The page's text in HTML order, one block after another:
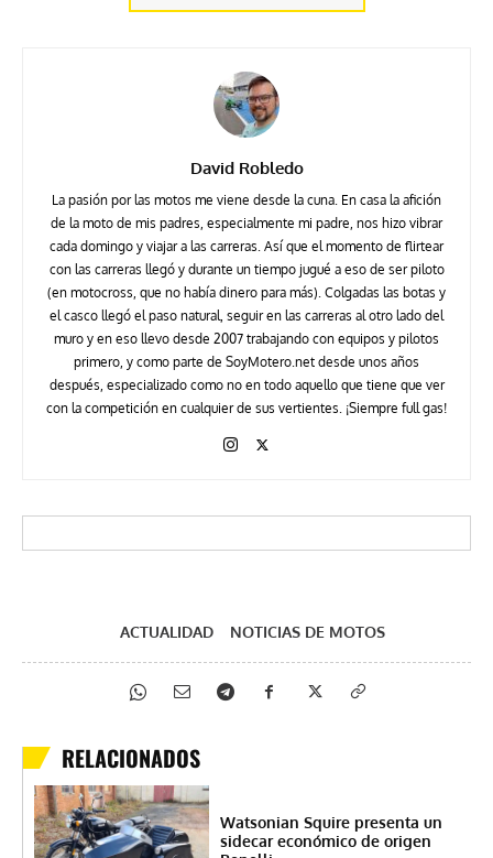
David Robledo
La pasión por las motos me viene desde la cuna. En casa la afición
de la moto de mis padres, especialmente mi padre, nos hizo vibrar
cada domingo y viajar a las carreras. Así que el momento de flirtear
con las carreras llegó y durante un tiempo jugué a eso de ser piloto
(en motocross, que no había dinero para más). Colgadas las botas y
el casco llegó el paso natural, seguir en las carreras al otro lado del
muro y en eso llevo desde 2007 trabajando con equipos y pilotos
primero, y como parte de SoyMotero.net desde unos años
después, especializado como no en todo aquello que tiene que ver
con la competición en cualquier de sus vertientes. ¡Siempre full gas!
ACTUALIDAD NOTICIAS DE MOTOS
RELACIONADOS
Watsonian Squire presenta un
sidecar económico de origen